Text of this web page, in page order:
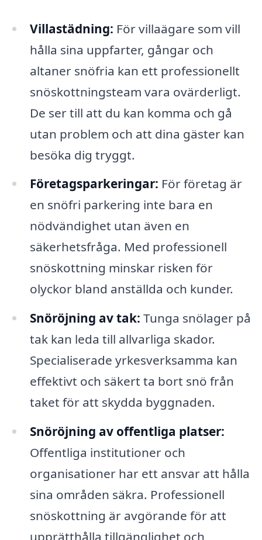
Villastädning: För villaägare som vill
hålla sina uppfarter, gångar och
altaner snöfria kan ett professionellt
snöskottningsteam vara ovärderligt.
De ser till att du kan komma och gå
utan problem och att dina gäster kan
besöka dig tryggt.
Företagsparkeringar: För företag är
en snöfri parkering inte bara en
nödvändighet utan även en
säkerhetsfråga. Med professionell
snöskottning minskar risken för
olyckor bland anställda och kunder.
Snöröjning av tak: Tunga snölager på
tak kan leda till allvarliga skador.
Specialiserade yrkesverksamma kan
effektivt och säkert ta bort snö från
taket för att skydda byggnaden.
Snöröjning av offentliga platser:
Offentliga institutioner och
organisationer har ett ansvar att hålla
sina områden säkra. Professionell
snöskottning är avgörande för att
upprätthålla tillgänglighet och